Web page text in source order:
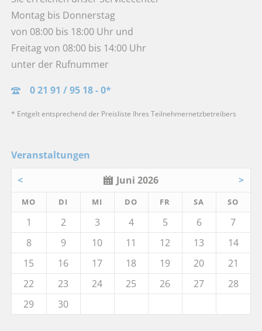
Montag bis Donnerstag
von 08:00 bis 18:00 Uhr und
Freitag von 08:00 bis 14:00 Uhr
unter der Rufnummer
0 21 91 / 95 18 - 0*
* Entgelt entsprechend der Preisliste Ihres Teilnehmernetzbetreibers
Veranstaltungen
<
Juni 2026 >
MO DI MI DO FR SA SO
1 2 3 4 5 6
7
8
9 10 11 12 13
14
15
16 17 18 19 20
21
22
23 24 25 26 27
28
29
30